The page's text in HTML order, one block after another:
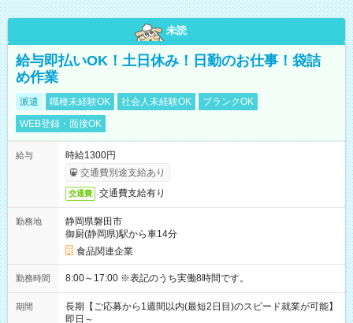
未読
給与即払いOK！土日休み！日勤のお仕事！袋詰
め作業
派遣 職種未経験OK 社会人未経験OK
ブランクOK
WEB登録・面接OK
給与
時給1300円
交通費別途支給あり
交通費 交通費支給有り
勤務地
静岡県磐田市
御厨(静岡県)駅から車14分
食品関連企業
勤務時間 8:00～17:00 ※表記のうち実働8時間です。
期間
長期【ご応募から1週間以内(最短2日目)のスピード就業が可能】
即日～